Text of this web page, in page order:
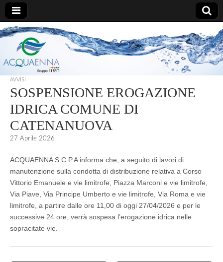
AcquaEnna
AVVISI
SOSPENSIONE EROGAZIONE
IDRICA COMUNE DI
CATENANUOVA
27 Aprile 2026
ACQUAENNA S.C.P.A informa che, a seguito di lavori di
manutenzione sulla condotta di distribuzione relativa a Corso
Vittorio Emanuele e vie limitrofe, Piazza Marconi e vie limitrofe,
Via Piave, Via Principe Umberto e vie limitrofe, Via Roma e vie
limitrofe, a partire dalle ore 11,00 di oggi 27/04/2026 e per le
successive 24 ore, verrà sospesa l’erogazione idrica nelle
sopracitate vie.